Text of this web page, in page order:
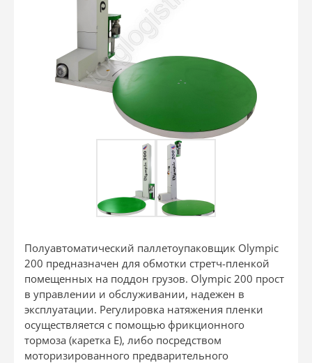
Полуавтоматический паллетоупаковщик Olympic
200 предназначен для обмотки стретч-пленкой
помещенных на поддон грузов. Olympic 200 прост
в управлении и обслуживании, надежен в
эксплуатации. Регулировка натяжения пленки
осуществляется с помощью фрикционного
тормоза (каретка Е), либо посредством
моторизированного предварительного